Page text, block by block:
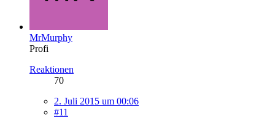
MrMurphy
Profi
Reaktionen
70
2. Juli 2015 um 00:06
#11